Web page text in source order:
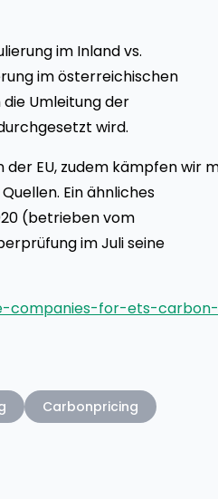
im Inland vs.
im österreichischen
Umleitung der
wird.
EU, zudem kämpfen wir
Ein ähnliches
(betrieben vom
im Juli seine
companies-for-ets-carbon-
Carbonpricing